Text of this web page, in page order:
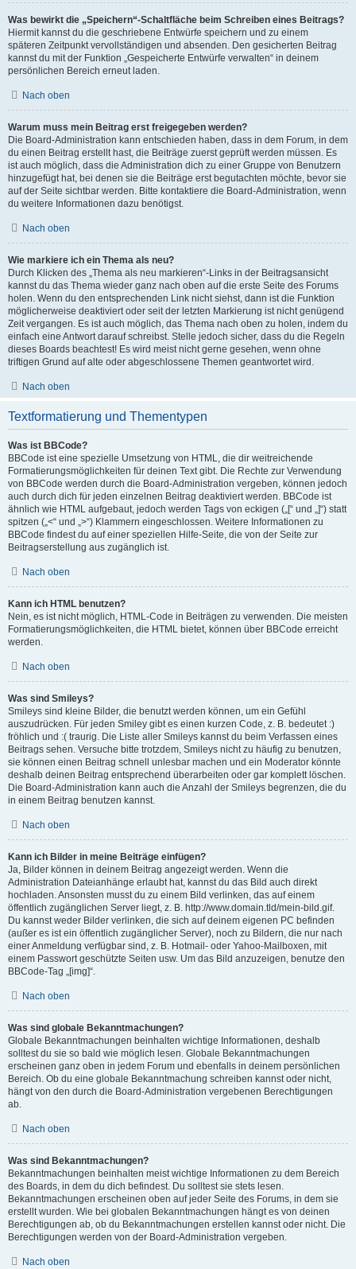
Was bewirkt die „Speichern“-Schaltfläche beim Schreiben eines Beitrags?
Hiermit kannst du die geschriebene Entwürfe speichern und zu einem
späteren Zeitpunkt vervollständigen und absenden. Den gesicherten Beitrag
kannst du mit der Funktion „Gespeicherte Entwürfe verwalten“ in deinem
persönlichen Bereich erneut laden.
Nach oben
Warum muss mein Beitrag erst freigegeben werden?
Die Board-Administration kann entschieden haben, dass in dem Forum, in dem
du einen Beitrag erstellt hast, die Beiträge zuerst geprüft werden müssen. Es
ist auch möglich, dass die Administration dich zu einer Gruppe von Benutzern
hinzugefügt hat, bei denen sie die Beiträge erst begutachten möchte, bevor sie
auf der Seite sichtbar werden. Bitte kontaktiere die Board-Administration, wenn
du weitere Informationen dazu benötigst.
Nach oben
Wie markiere ich ein Thema als neu?
Durch Klicken des „Thema als neu markieren“-Links in der Beitragsansicht
kannst du das Thema wieder ganz nach oben auf die erste Seite des Forums
holen. Wenn du den entsprechenden Link nicht siehst, dann ist die Funktion
möglicherweise deaktiviert oder seit der letzten Markierung ist nicht genügend
Zeit vergangen. Es ist auch möglich, das Thema nach oben zu holen, indem du
einfach eine Antwort darauf schreibst. Stelle jedoch sicher, dass du die Regeln
dieses Boards beachtest! Es wird meist nicht gerne gesehen, wenn ohne
triftigen Grund auf alte oder abgeschlossene Themen geantwortet wird.
Nach oben
Textformatierung und Thementypen
Was ist BBCode?
BBCode ist eine spezielle Umsetzung von HTML, die dir weitreichende
Formatierungsmöglichkeiten für deinen Text gibt. Die Rechte zur Verwendung
von BBCode werden durch die Board-Administration vergeben, können jedoch
auch durch dich für jeden einzelnen Beitrag deaktiviert werden. BBCode ist
ähnlich wie HTML aufgebaut, jedoch werden Tags von eckigen („[“ und „]“) statt
spitzen („<“ und „>“) Klammern eingeschlossen. Weitere Informationen zu
BBCode findest du auf einer speziellen Hilfe-Seite, die von der Seite zur
Beitragserstellung aus zugänglich ist.
Nach oben
Kann ich HTML benutzen?
Nein, es ist nicht möglich, HTML-Code in Beiträgen zu verwenden. Die meisten
Formatierungsmöglichkeiten, die HTML bietet, können über BBCode erreicht
werden.
Nach oben
Was sind Smileys?
Smileys sind kleine Bilder, die benutzt werden können, um ein Gefühl
auszudrücken. Für jeden Smiley gibt es einen kurzen Code, z. B. bedeutet :)
fröhlich und :( traurig. Die Liste aller Smileys kannst du beim Verfassen eines
Beitrags sehen. Versuche bitte trotzdem, Smileys nicht zu häufig zu benutzen,
sie können einen Beitrag schnell unlesbar machen und ein Moderator könnte
deshalb deinen Beitrag entsprechend überarbeiten oder gar komplett löschen.
Die Board-Administration kann auch die Anzahl der Smileys begrenzen, die du
in einem Beitrag benutzen kannst.
Nach oben
Kann ich Bilder in meine Beiträge einfügen?
Ja, Bilder können in deinem Beitrag angezeigt werden. Wenn die
Administration Dateianhänge erlaubt hat, kannst du das Bild auch direkt
hochladen. Ansonsten musst du zu einem Bild verlinken, das auf einem
öffentlich zugänglichen Server liegt, z. B. http://www.domain.tld/mein-bild.gif.
Du kannst weder Bilder verlinken, die sich auf deinem eigenen PC befinden
(außer es ist ein öffentlich zugänglicher Server), noch zu Bildern, die nur nach
einer Anmeldung verfügbar sind, z. B. Hotmail- oder Yahoo-Mailboxen, mit
einem Passwort geschützte Seiten usw. Um das Bild anzuzeigen, benutze den
BBCode-Tag „[img]“.
Nach oben
Was sind globale Bekanntmachungen?
Globale Bekanntmachungen beinhalten wichtige Informationen, deshalb
solltest du sie so bald wie möglich lesen. Globale Bekanntmachungen
erscheinen ganz oben in jedem Forum und ebenfalls in deinem persönlichen
Bereich. Ob du eine globale Bekanntmachung schreiben kannst oder nicht,
hängt von den durch die Board-Administration vergebenen Berechtigungen
ab.
Nach oben
Was sind Bekanntmachungen?
Bekanntmachungen beinhalten meist wichtige Informationen zu dem Bereich
des Boards, in dem du dich befindest. Du solltest sie stets lesen.
Bekanntmachungen erscheinen oben auf jeder Seite des Forums, in dem sie
erstellt wurden. Wie bei globalen Bekanntmachungen hängt es von deinen
Berechtigungen ab, ob du Bekanntmachungen erstellen kannst oder nicht. Die
Berechtigungen werden von der Board-Administration vergeben.
Nach oben